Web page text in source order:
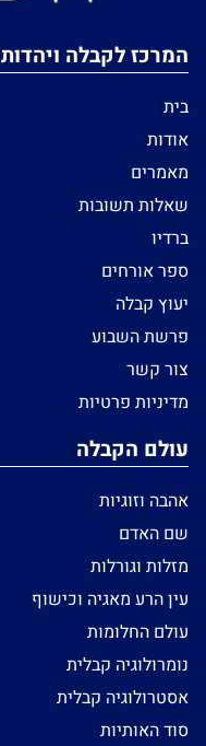
המרכז לקבלה ויהדות
בית
אודות
מאמרים
שאלות תשובות
ברדיו
ספר אורחים
יעוץ קבלה
פרשת השבוע
צור קשר
מדיניות פרטיות
עולם הקבלה
אהבה וזוגיות
שם האדם
מזלות וגורלות
עין הרע מאגיה וכישוף
עולם החלומות
נומרולוגיה קבלית
אסטרולוגיה קבלית
סוד האותיות